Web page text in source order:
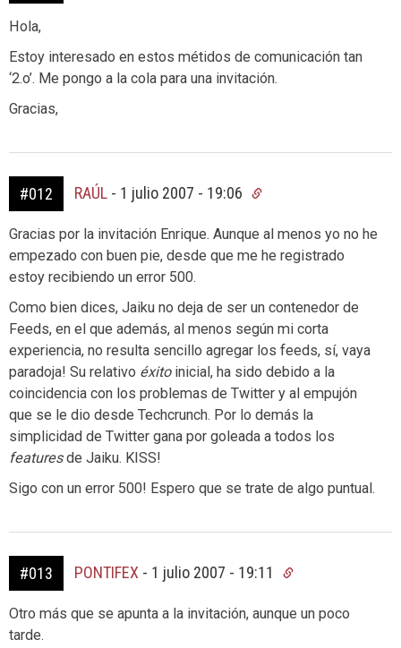
Hola,
Estoy interesado en estos métidos de comunicación tan
‘2.o’. Me pongo a la cola para una invitación.
Gracias,
#012 RAÚL - 1 julio 2007 - 19:06
Gracias por la invitación Enrique. Aunque al menos yo no he
empezado con buen pie, desde que me he registrado
estoy recibiendo un error 500.
Como bien dices, Jaiku no deja de ser un contenedor de
Feeds, en el que además, al menos según mi corta
experiencia, no resulta sencillo agregar los feeds, sí, vaya
paradoja! Su relativo éxitoinicial, ha sido debido a la
coincidencia con los problemas de Twitter y al empujón
que se le dio desde Techcrunch. Por lo demás la
simplicidad de Twitter gana por goleada a todos los
featuresde Jaiku. KISS!
Sigo con un error 500! Espero que se trate de algo puntual.
#013 PONTIFEX - 1 julio 2007 - 19:11
Otro más que se apunta a la invitación, aunque un poco
tarde.